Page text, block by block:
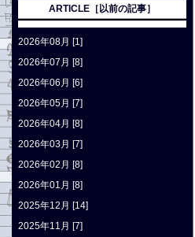
ARTICLE［以前の記事］
2026年08月 [1]
2026年07月 [8]
2026年06月 [6]
2026年05月 [7]
2026年04月 [8]
2026年03月 [7]
2026年02月 [8]
2026年01月 [8]
2025年12月 [14]
2025年11月 [7]